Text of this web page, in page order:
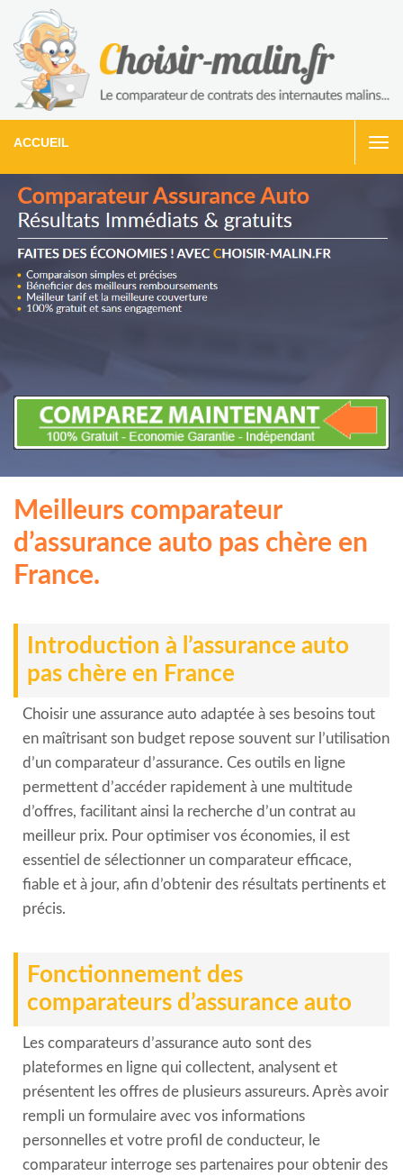
ACCUEIL
Meilleurs comparateur
d’assurance auto pas chère en
France.
Introduction à l’assurance auto
pas chère en France
Choisir une assurance auto adaptée à ses besoins tout
en maîtrisant son budget repose souvent sur l’utilisation
d’un comparateur d’assurance. Ces outils en ligne
permettent d’accéder rapidement à une multitude
d’offres, facilitant ainsi la recherche d’un contrat au
meilleur prix. Pour optimiser vos économies, il est
essentiel de sélectionner un comparateur efficace,
fiable et à jour, afin d’obtenir des résultats pertinents et
précis.
Fonctionnement des
comparateurs d’assurance auto
Les comparateurs d’assurance auto sont des
plateformes en ligne qui collectent, analysent et
présentent les offres de plusieurs assureurs. Après avoir
rempli un formulaire avec vos informations
personnelles et votre profil de conducteur, le
comparateur interroge ses partenaires pour obtenir des